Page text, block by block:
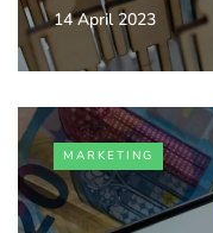
14 April 2023
MARKETING